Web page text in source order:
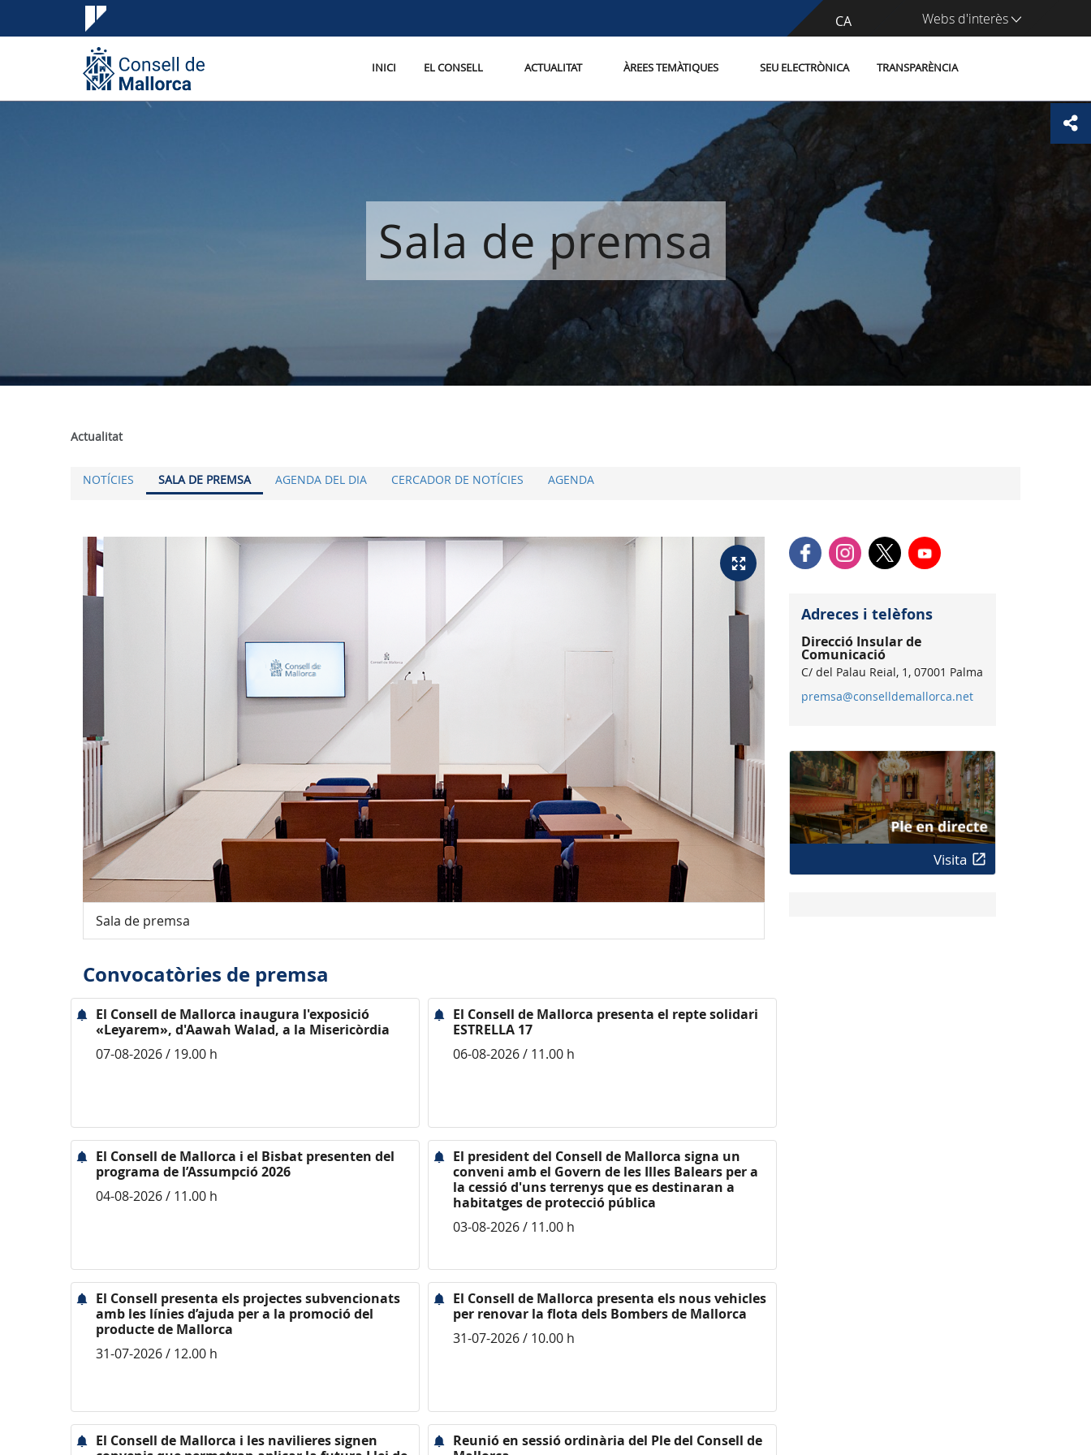
CA
ES Webs d'interès
INICI EL CONSELL ACTUALITAT ÀREES TEMÀTIQUES SEU ELECTRÒNICA TRANSPARÈNCIA
Sala de premsa
Actualitat
NOTÍCIES SALA DE PREMSA AGENDA DEL DIA CERCADOR DE NOTÍCIES AGENDA
Sala de premsa
Convocatòries de premsa
El Consell de Mallorca inaugura l'exposició
«Leyarem», d'Aawah Walad, a la Misericòrdia
07-08-2026 / 19.00 h
El Consell de Mallorca presenta el repte solidari
ESTRELLA 17
06-08-2026 / 11.00 h
El Consell de Mallorca i el Bisbat presenten del
programa de l’Assumpció 2026
04-08-2026 / 11.00 h
El president del Consell de Mallorca signa un
conveni amb el Govern de les Illes Balears per a
la cessió d'uns terrenys que es destinaran a
habitatges de protecció pública
03-08-2026 / 11.00 h
El Consell presenta els projectes subvencionats
amb les línies d’ajuda per a la promoció del
producte de Mallorca
31-07-2026 / 12.00 h
El Consell de Mallorca presenta els nous vehicles
per renovar la flota dels Bombers de Mallorca
31-07-2026 / 10.00 h
El Consell de Mallorca i les navilieres signen
Reunió en sessió ordinària del Ple del Consell de
Adreces i telèfons
Direcció Insular de
Comunicació
C/ del Palau Reial, 1, 07001 Palma
premsa@conselldemallorca.net
Visita